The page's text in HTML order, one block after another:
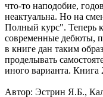
что-то наподобие,
неактуальна. Но на
Полный курс". Теперь
современные дебюты,
в книге дан таким
проделывать
иного варианта. Книга
Автор: Эстрин Я.Б.,